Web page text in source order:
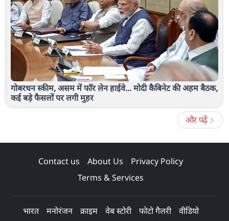
गोबरधन स्कीम, असम में फॉर लेन हाईवे... मोदी कैबिनेट की अहम बैठक,
कई बड़े फैसलों पर लगी मुहर
और पढ़ें
Contact us About Us
Privacy Policy
Terms & Services
भारत मनोरंजन क्राइम वेब स्टोरी फोटो गैलरी
वीडियो